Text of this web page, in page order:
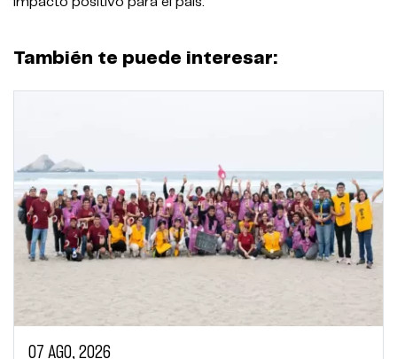
También te puede interesar:
07 AGO, 2026